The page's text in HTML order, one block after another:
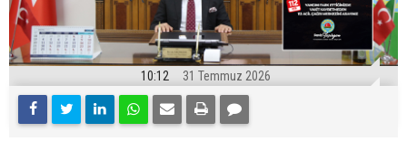
10:12 31 Temmuz 2026